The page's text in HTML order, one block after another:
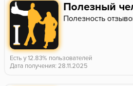
Полезный
Полезность
Есть у 12.83% пользователей
Дата получения: 28.11.2025